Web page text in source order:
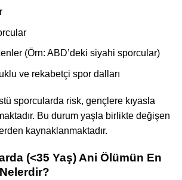
(Örn: ABD’deki siyahi sporcular)
ve rekabetçi spor dalları
sporcularda risk, gençlere kıyasla
Bu durum yaşla birlikte değişen
kaynaklanmaktadır.
(<35 Yaş) Ani Ölümün En